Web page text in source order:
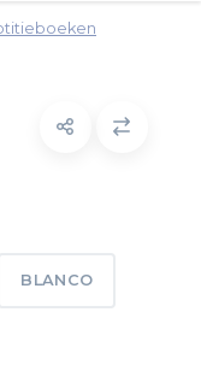
BLANCO